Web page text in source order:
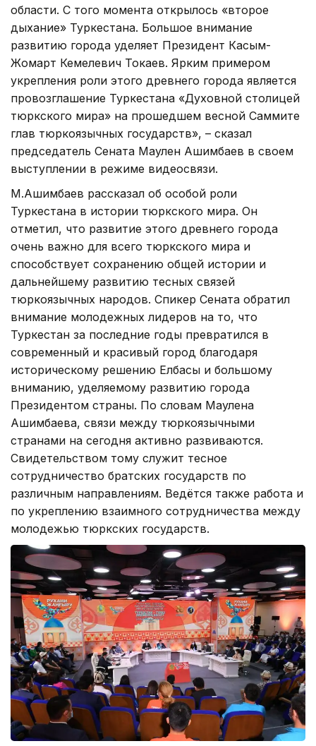
области. С того момента открылось «второе
дыхание» Туркестана. Большое внимание
развитию города уделяет Президент Касым-
Жомарт Кемелевич Токаев. Ярким примером
укрепления роли этого древнего города является
провозглашение Туркестана «Духовной столицей
тюркского мира» на прошедшем весной Саммите
глав тюркоязычных государств», – сказал
председатель Сената Маулен Ашимбаев в своем
выступлении в режиме видеосвязи.
М.Ашимбаев рассказал об особой роли
Туркестана в истории тюркского мира. Он
отметил, что развитие этого древнего города
очень важно для всего тюркского мира и
способствует сохранению общей истории и
дальнейшему развитию тесных связей
тюркоязычных народов. Спикер Сената обратил
внимание молодежных лидеров на то, что
Туркестан за последние годы превратился в
современный и красивый город благодаря
историческому решению Елбасы и большому
вниманию, уделяемому развитию города
Президентом страны. По словам Маулена
Ашимбаева, связи между тюркоязычными
странами на сегодня активно развиваются.
Свидетельством тому служит тесное
сотрудничество братских государств по
различным направлениям. Ведётся также работа и
по укреплению взаимного сотрудничества между
молодежью тюркских государств.